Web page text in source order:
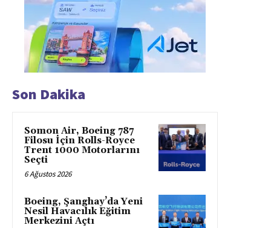
Son Dakika
Somon Air, Boeing 787
Filosu İçin Rolls-Royce
Trent 1000 Motorlarını
Seçti
6 Ağustos 2026
Boeing, Şanghay’da Yeni
Nesil Havacılık Eğitim
Merkezini Açtı